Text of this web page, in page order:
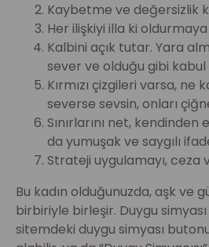
Kaybetme ve değersizlik
Her ilişkiyi illa ki oldurmaya
Kalbini açık tutar. Yara
sever ve olduğu gibi kabul
Kırmızı çizgileri varsa, ne
severse sevsin, onları
Sınırlarını net,
da yumuşak ve saygılı
Strateji uygulamayı, ceza
Bu kadın olduğunuzda, aşk ve
birbiriyle birleşir. Duygu
sitemdeki duygu simyası